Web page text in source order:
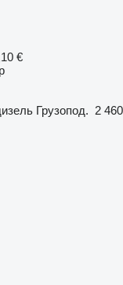
€
Грузопод. 2 460